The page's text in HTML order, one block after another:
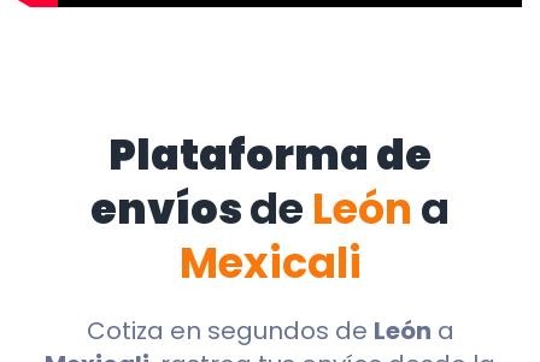
Plataforma de
envíosde León a
Mexicali
Cotiza en segundos de León a